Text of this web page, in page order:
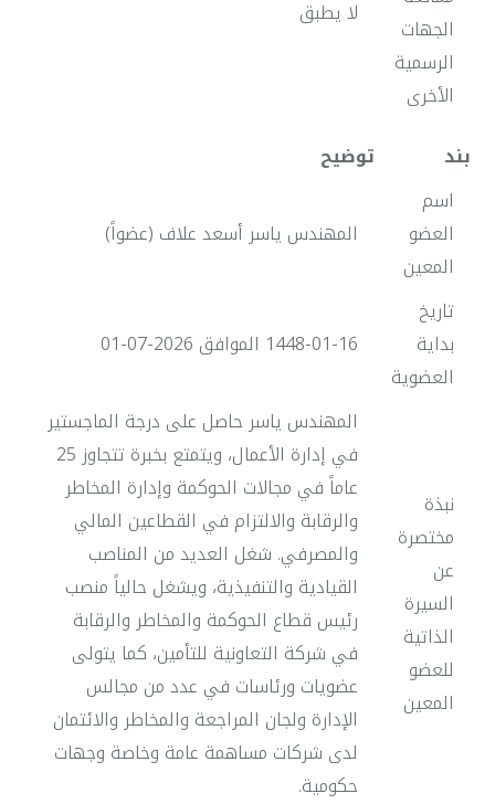
الجهات
الرسمية
الأخرى
لا يطبق
بند
توضيح
اسم
العضو
المعين
المهندس ياسر أسعد علاف (عضواً)
تاريخ
بداية
العضوية
1448-01-16 الموافق 2026-07-01
نبذة
مختصرة
عن
السيرة
الذاتية
للعضو
المعين
المهندس ياسر حاصل على درجة الماجستير
في إدارة الأعمال، ويتمتع بخبرة تتجاوز 25
عاماً في مجالات الحوكمة وإدارة المخاطر
والرقابة والالتزام في القطاعين المالي
والمصرفي. شغل العديد من المناصب
القيادية والتنفيذية، ويشغل حالياً منصب
رئيس قطاع الحوكمة والمخاطر والرقابة
في شركة التعاونية للتأمين، كما يتولى
عضويات ورئاسات في عدد من مجالس
الإدارة ولجان المراجعة والمخاطر والائتمان
لدى شركات مساهمة عامة وخاصة وجهات
حكومية.